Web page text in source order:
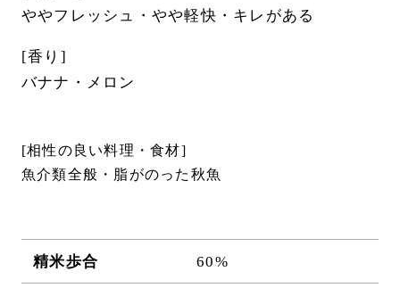
ややフレッシュ・やや軽快・キレがある
[香り]
バナナ・メロン
[相性の良い料理・食材]
魚介類全般・脂がのった秋魚
精米歩合 60%